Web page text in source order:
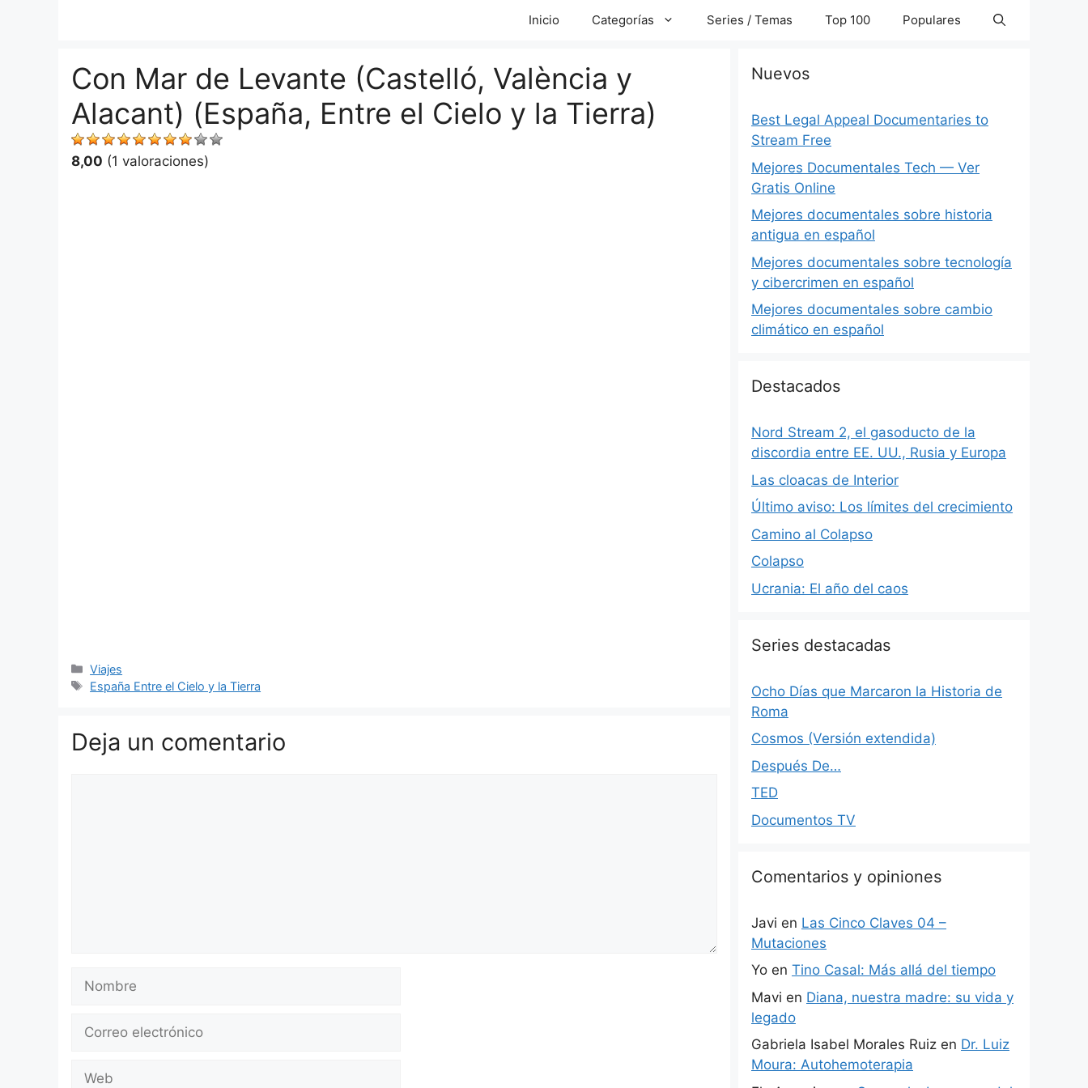
Inicio Categorías Series / Temas Top 100 Populares
Con Mar de Levante (Castelló, València y
Alacant) (España, Entre el Cielo y la Tierra)
8,00 (1 valoraciones)
Categorías
Viajes
Etiquetas
España Entre el Cielo y la Tierra
Deja un comentario
electrónico
Nuevos
Best Legal Appeal Documentaries to
Stream Free
Mejores Documentales Tech — Ver
Gratis Online
Mejores documentales sobre historia
antigua en español
Mejores documentales sobre tecnología
y cibercrimen en español
Mejores documentales sobre cambio
climático en español
Destacados
Nord Stream 2, el gasoducto de la
discordia entre EE. UU., Rusia y Europa
Las cloacas de Interior
Último aviso: Los límites del crecimiento
Camino al Colapso
Colapso
Ucrania: El año del caos
Series destacadas
Ocho Días que Marcaron la Historia de
Roma
Cosmos (Versión extendida)
Después De…
TED
Documentos TV
Comentarios y opiniones
Javi en Las Cinco Claves 04 –
Mutaciones
Yo en Tino Casal: Más allá del tiempo
Mavi en Diana, nuestra madre: su vida y
legado
Gabriela Isabel Morales Ruiz en Dr. Luiz
Moura: Autohemoterapia